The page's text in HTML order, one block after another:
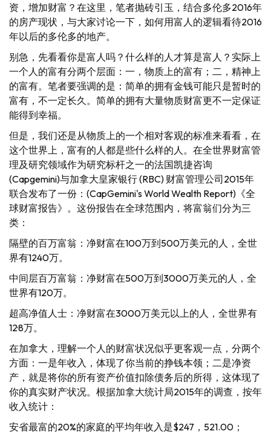
资，增加财富？在这里，笔者抛砖引玉，结合多伦多2016年
的房产现状，与大家讨论一下，如何用富人的逻辑看待2016
年以后的多伦多的地产。
别急，先看看你是富人吗？什么样的人才算是富人？实际上
一个人的富有分两个层面：一，物质上的富有；二，精神上
的富有。笔者要强调的是：简单的拥有金钱可能只是暂时的
富有，不一定长久。简单的拥有大量物质财富更不一定保证
能得到幸福。
但是，我们还是从物质上的一个相对客观的标准来看看，在
这个世界上，富有的人都是些什么样的人。在全世界财富管
理及研究领域作为研究标杆之一的法国凯捷咨询
(Capgemini)与加拿大皇家银行 (RBC) 财富管理公司2015年
联合发布了一份：(CapGemini's World Wealth Report)《全
球财富报告》。这份报告在全球范围内，将富翁们分为三
类：
隔壁的百万富翁：净财富在100万到500万美元的人，全世
界有1240万。
中间层百万富翁：净财富在500万到3000万美元的人，全
世界有120万。
超高净值人士：净财富在3000万美元以上的人，全世界有
12·8万。
在加拿大，理解一个人的财富状况似乎更客观一点，分两个
方面：一是年收入，体现了你当前的挣钱本领；二是净资
产，就是将你的所有资产价值扣除债务后的所得，这体现了
你的真实财产状况。根据加拿大统计局2015年的调查，按年
收入统计：
安省最富的20%的家庭的平均年收入是$247，521.00；